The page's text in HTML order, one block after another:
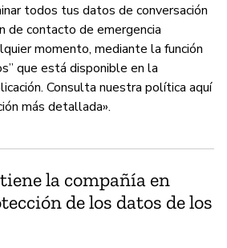
todos tus datos de conversación
de contacto de emergencia
momento, mediante la función
que está disponible en la
Consulta nuestra política aquí
más detallada».
la compañía en
de los datos de los